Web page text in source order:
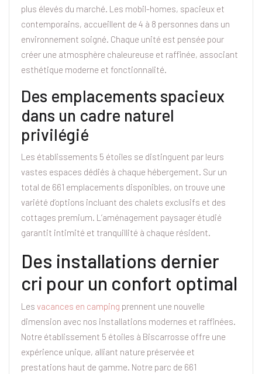
plus élevés du marché. Les mobil-homes, spacieux et
contemporains, accueillent de 4 à 8 personnes dans un
environnement soigné. Chaque unité est pensée pour
créer une atmosphère chaleureuse et raffinée, associant
esthétique moderne et fonctionnalité.
Des emplacements spacieux
dans un cadre naturel
privilégié
Les établissements 5 étoiles se distinguent par leurs
vastes espaces dédiés à chaque hébergement. Sur un
total de 661 emplacements disponibles, on trouve une
variété d’options incluant des chalets exclusifs et des
cottages premium. L’aménagement paysager étudié
garantit intimité et tranquillité à chaque résident.
Des installations dernier
cri pour un confort optimal
Les vacances en camping prennent une nouvelle
dimension avec nos installations modernes et raffinées.
Notre établissement 5 étoiles à Biscarrosse offre une
expérience unique, alliant nature préservée et
prestations haut de gamme. Notre parc de 661